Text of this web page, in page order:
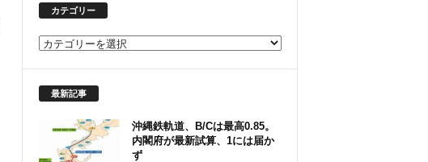
カテゴリー
カ
最新記事
沖縄鉄軌道、B/Cは最高0.85。
内閣府が最新試算、1には届か
ず